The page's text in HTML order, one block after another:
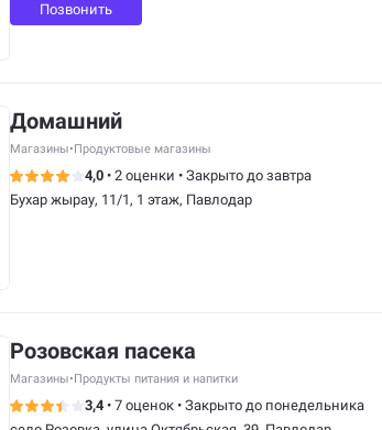
Позвонить
Домашний
Магазины•Продуктовые магазины
4,0 • 2 оценки • Закрыто до завтра
Бухар жырау, 11/1, 1 этаж, Павлодар
Розовская пасека
Магазины•Продукты питания и напитки
3,4 • 7 оценок • Закрыто до понедельника